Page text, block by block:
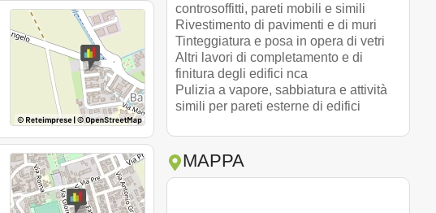
controsoffitti, pareti mobili e simili
Rivestimento di pavimenti e di muri
Tinteggiatura e posa in opera di vetri
Altri lavori di completamento e di
finitura degli edifici nca
Pulizia a vapore, sabbiatura e attività
simili per pareti esterne di edifici
MAPPA